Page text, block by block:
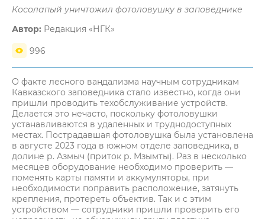
Косолапый уничтожил фотоловушку в заповеднике
Автор: Редакция «НГК»
996
О факте лесного вандализма научным сотрудникам
Кавказского заповедника стало известно, когда они
пришли проводить техобслуживание устройств.
Делается это нечасто, поскольку фотоловушки
устанавливаются в удаленных и труднодоступных
местах. Пострадавшая фотоловушка была установлена
в августе 2023 года в южном отделе заповедника, в
долине р. Азмыч (приток р. Мзымты). Раз в несколько
месяцев оборудование необходимо проверить —
поменять карты памяти и аккумуляторы, при
необходимости поправить расположение, затянуть
крепления, протереть объектив. Так и с этим
устройством — сотрудники пришли проверить его